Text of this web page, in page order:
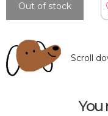
Out of stock
Scroll
You